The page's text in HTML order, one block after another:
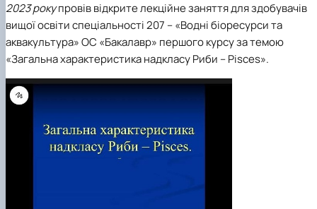
2023 рокупровів відкрите лекційне заняття для здобувачів
вищої освіти спеціальності 207 – «Водні біоресурси та
аквакультура» ОС «Бакалавр» першого курсу за темою
«Загальна характеристика надкласу Риби – Pisces».